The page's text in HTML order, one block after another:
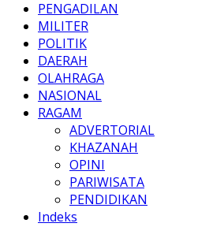
PENGADILAN
MILITER
POLITIK
DAERAH
OLAHRAGA
NASIONAL
RAGAM
ADVERTORIAL
KHAZANAH
OPINI
PARIWISATA
PENDIDIKAN
Indeks